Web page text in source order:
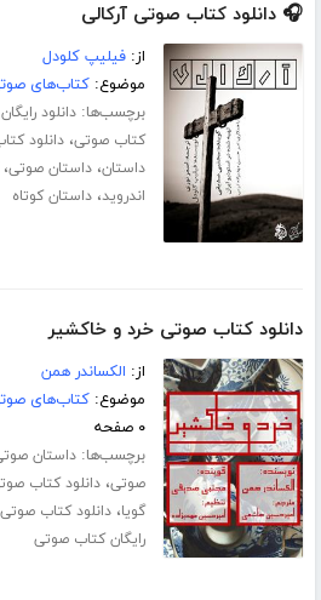
🎧 دانلود کتاب صوتی آرکالی
از:فیلیپ کلودل
موضوع:کتاب‌های
برچسب‌ها:دانلود
کتاب صوتی،دانلود
داستان،داستان صوتی
اندروید،داستان کوتاه
دانلود کتاب صوتی خرد و خاکشیر
از: الکساندر همن
موضوع:کتاب‌های
۰ صفحه
برچسب‌ها:داستان
صوتی،دانلود کتاب
گویا،دانلود کتاب صوتی
رایگان کتاب صوتی